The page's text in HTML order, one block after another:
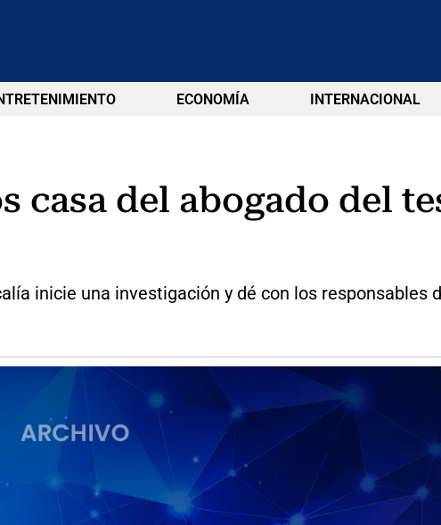
ECONOMÍA INTERNACIONAL
casa del abogado del
inicie una investigación y dé con los responsables